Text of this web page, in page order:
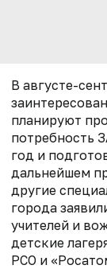
В августе-
планируют
потребность
год и
дальнейшем
другие
города
учителей и
детские
РСО и